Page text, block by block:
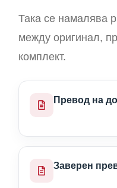
Така се намалява
между оригинал,
комплект.
Превод на
Заверен